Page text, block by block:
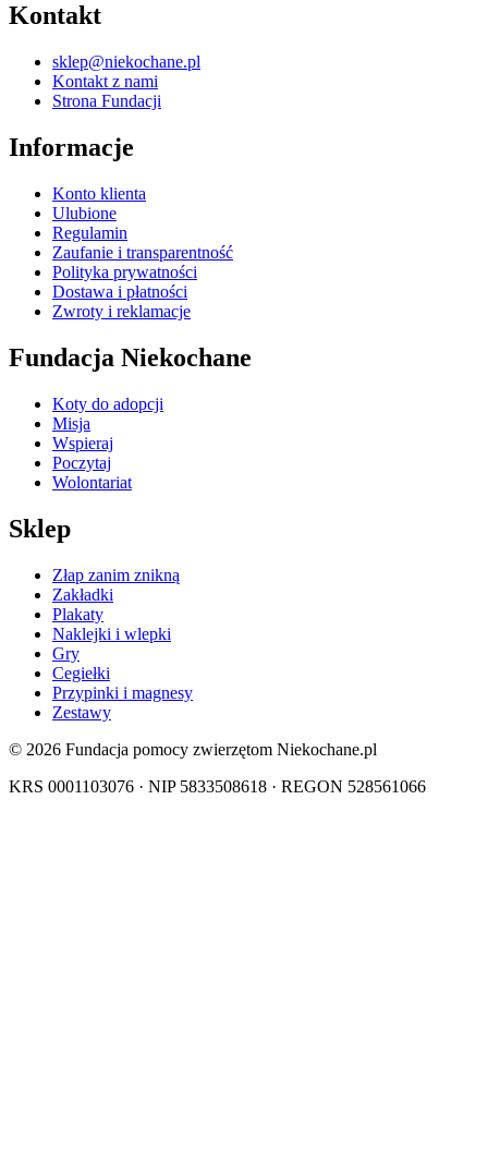
Kontakt
sklep@niekochane.pl
Kontakt z nami
Strona Fundacji
Informacje
Konto klienta
Ulubione
Regulamin
Zaufanie i transparentność
Polityka prywatności
Dostawa i płatności
Zwroty i reklamacje
Fundacja Niekochane
Koty do adopcji
Misja
Wspieraj
Poczytaj
Wolontariat
Sklep
Złap zanim znikną
Zakładki
Plakaty
Naklejki i wlepki
Gry
Cegiełki
Przypinki i magnesy
Zestawy
© 2026 Fundacja pomocy zwierzętom Niekochane.pl
KRS 0001103076 · NIP 5833508618 · REGON 528561066